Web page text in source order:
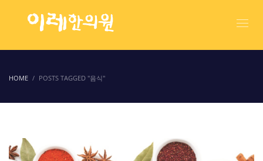
HOME POSTS TAGGED "음식"